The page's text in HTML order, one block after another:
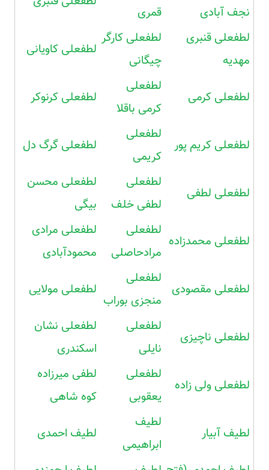
نجف آبادی قمری
لطفعلی قنبری
مهدیه
لطفعلی کارگر
چیگانی
لطفعلی کاویانی
لطفعلی کرمی
لطفعلی
کرمی باقلا
لطفعلی کرنوکر
لطفعلی کریم پور
لطفعلی
کریمی
لطفعلی گرگ دل
لطفعلی لطفی
لطفعلی
لطفی خلف
لطفعلی محسن
بیگی
لطفعلی محمدزاده
لطفعلی
مرادحاصلی
لطفعلی مرادی
محمودآبادی
لطفعلی مقصودی
لطفعلی
منجزی بوراب
لطفعلی مولایی
لطفعلی ناچیزی
لطفعلی
نایلی
لطفعلی نشان
اسکندری
لطفعلی ولی زاده
لطفعلی
یعقوبی
لطفی میرزاده
کوه شاهی
لطیف آبیار
لطیف
ابراهیمی
لطیف احمدی